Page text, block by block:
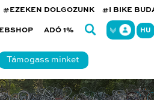
#EZEKEN DOLGOZUNK #I BIKE
ADÓ 1% HU
Támogass minket